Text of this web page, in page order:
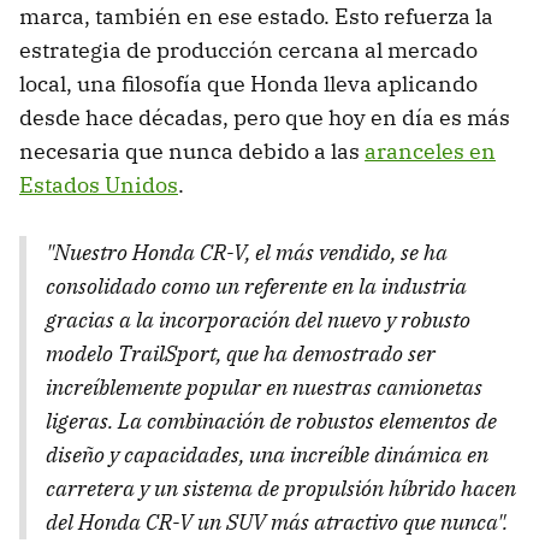
marca, también en ese estado. Esto refuerza la
estrategia de producción cercana al mercado
local, una filosofía que Honda lleva aplicando
desde hace décadas, pero que hoy en día es más
necesaria que nunca debido a las aranceles en
Estados Unidos.
"Nuestro Honda CR-V, el más vendido, se ha
consolidado como un referente en la industria
gracias a la incorporación del nuevo y robusto
modelo TrailSport, que ha demostrado ser
increíblemente popular en nuestras camionetas
ligeras. La combinación de robustos elementos de
diseño y capacidades, una increíble dinámica en
carretera y un sistema de propulsión híbrido hacen
del Honda CR-V un SUV más atractivo que nunca".